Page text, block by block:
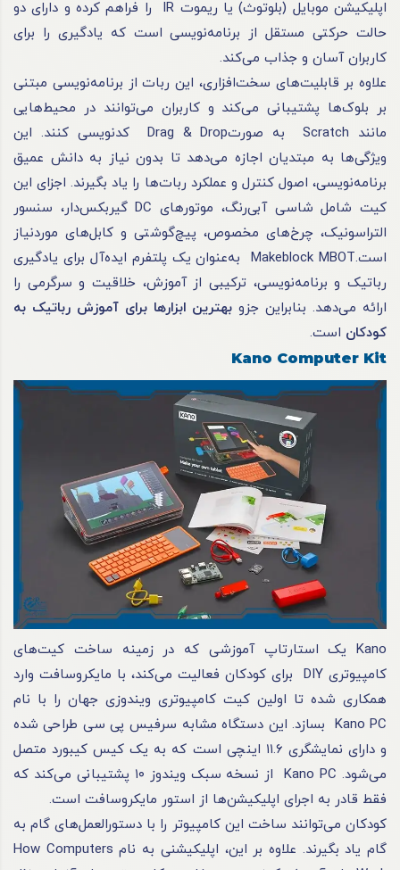
اپلیکیشن موبایل (بلوتوث) یا ریموت IR را فراهم کرده و دارای دو
حالت حرکتی مستقل از برنامه‌نویسی است که یادگیری را برای
کاربران آسان و جذاب می‌کند.
علاوه بر قابلیت‌های سخت‌افزاری، این ربات از برنامه‌نویسی مبتنی
بر بلوک‌ها پشتیبانی می‌کند و کاربران می‌توانند در محیط‌هایی
مانند Scratch به صورتDrag & Drop کدنویسی کنند. این
ویژگی‌ها به مبتدیان اجازه می‌دهد تا بدون نیاز به دانش عمیق
برنامه‌نویسی، اصول کنترل و عملکرد ربات‌ها را یاد بگیرند. اجزای این
کیت شامل شاسی آبی‌رنگ، موتورهای DC گیربکس‌دار، سنسور
التراسونیک، چرخ‌های مخصوص، پیچ‌گوشتی و کابل‌های موردنیاز
است.Makeblock MBOT به‌عنوان یک پلتفرم ایده‌آل برای یادگیری
رباتیک و برنامه‌نویسی، ترکیبی از آموزش، خلاقیت و سرگرمی را
ارائه می‌دهد. بنابراین جزو بهترین ابزارها برای آموزش رباتیک به
کودکان است.
Kano Computer Kit
Kano یک استارتاپ آموزشی که در زمینه ساخت کیت‌های
کامپیوتری DIY برای کودکان فعالیت می‌کند، با مایکروسافت وارد
همکاری شده تا اولین کیت کامپیوتری ویندوزی جهان را با نام
Kano PC بسازد. این دستگاه مشابه سرفیس پی سی طراحی شده
و دارای نمایشگری ۱۱.۶ اینچی است که به یک کیس کیبورد متصل
می‌شود. Kano PC از نسخه سبک ویندوز ۱۰ پشتیبانی می‌کند که
فقط قادر به اجرای اپلیکیشن‌ها از استور مایکروسافت است.
کودکان می‌توانند ساخت این کامپیوتر را با دستورالعمل‌های گام به
گام یاد بگیرند. علاوه بر این، اپلیکیشنی به نام How Computers